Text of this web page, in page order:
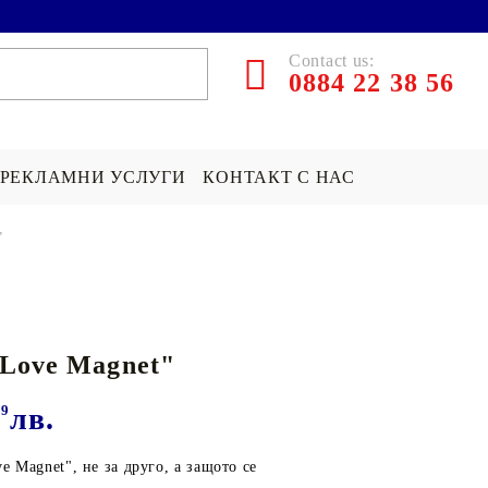
Contact us:
0884 22 38 56
СУИЧЪР ПО ПОРЪЧКА
Star Wars Подаръци
РЕКЛАМНИ УСЛУГИ КОНТАКТ С НАС
Magnet"
лв.
Magnet", не за друго, а защото се